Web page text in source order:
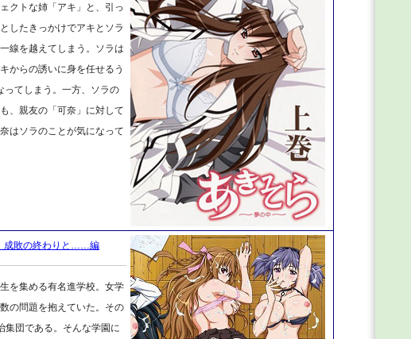
クトな姉「アキ」と、引っ
したきっかけでアキとソラ
線を越えてしまう。ソラは
からの誘いに身を任せるう
ってしまう。一方、ソラの
、親友の「可奈」に対して
はソラのことが気になって
成敗の終わりと……編
を集める有名進学校。女学
の問題を抱えていた。その
集団である。そんな学園に